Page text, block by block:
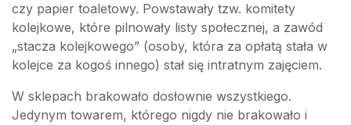
czy papier toaletowy. Powstawały tzw. komitety
kolejkowe, które pilnowały listy społecznej, a zawód
„stacza kolejkowego” (osoby, która za opłatą stała w
kolejce za kogoś innego) stał się intratnym zajęciem.
W sklepach brakowało dosłownie wszystkiego.
Jedynym towarem, którego nigdy nie brakowało i